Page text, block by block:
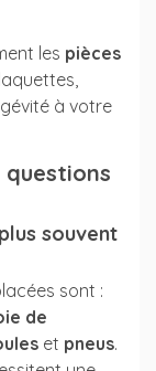
les pièces
à votre
questions
souvent
sont :
de
et pneus.